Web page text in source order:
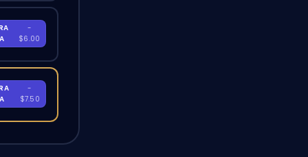
-
$6.00
-
$7.50